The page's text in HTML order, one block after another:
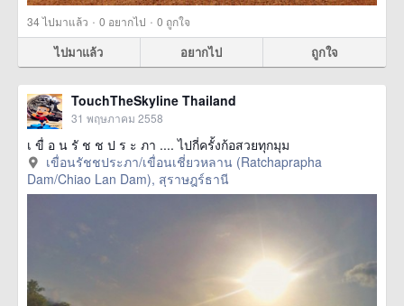
34ไปมาแล้ว · 0 อยากไป · 0 ถูกใจ
ไปมาแล้ว อยากไป ถูกใจ
TouchTheSkyline Thailand
31 พฤษภาคม 2558
เ ขื่ อ น รั ช ช ป ร ะ ภา .... ไปกี่ครั้งก้อสวยทุกมุม
เขื่อนรัชชประภา/เขื่อนเชี่ยวหลาน (Ratchaprapha
Dam/Chiao Lan Dam), สุราษฎร์ธานี